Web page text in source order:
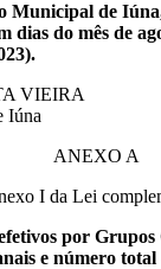
Municipal de
dias do mês de
VIEIRA
Iúna
ANEXO A
I da Lei
por
e número total